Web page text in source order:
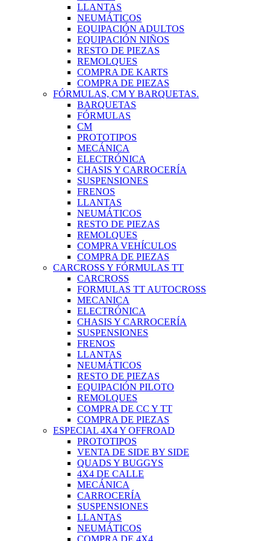
LLANTAS
NEUMÁTICOS
EQUIPACIÓN ADULTOS
EQUIPACIÓN NIÑOS
RESTO DE PIEZAS
REMOLQUES
COMPRA DE KARTS
COMPRA DE PIEZAS
FÓRMULAS, CM Y BARQUETAS.
BARQUETAS
FÓRMULAS
CM
PROTOTIPOS
MECÁNICA
ELECTRÓNICA
CHASIS Y CARROCERÍA
SUSPENSIONES
FRENOS
LLANTAS
NEUMÁTICOS
RESTO DE PIEZAS
REMOLQUES
COMPRA VEHÍCULOS
COMPRA DE PIEZAS
CARCROSS Y FÓRMULAS TT
CARCROSS
FORMULAS TT AUTOCROSS
MECANICA
ELECTRÓNICA
CHASIS Y CARROCERÍA
SUSPENSIONES
FRENOS
LLANTAS
NEUMÁTICOS
RESTO DE PIEZAS
EQUIPACIÓN PILOTO
REMOLQUES
COMPRA DE CC Y TT
COMPRA DE PIEZAS
ESPECIAL 4X4 Y OFFROAD
PROTOTIPOS
VENTA DE SIDE BY SIDE
QUADS Y BUGGYS
4X4 DE CALLE
MECÁNICA
CARROCERÍA
SUSPENSIONES
LLANTAS
NEUMÁTICOS
COMPRA DE 4X4